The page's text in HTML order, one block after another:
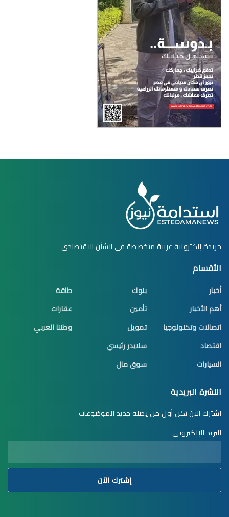
جريدة إلكترونية عربية متخصصة في الشأن الاقتصادي
الأقسام
أخبار
أهم الأخبار
اتصالات وتكنولوجيا
اقتصاد
السيارات
بنوك
تأمين
تمويل
سلايدر رئيسي
سوق مال
طاقة
عقارات
وطننا العربي
النشرة البريدية
اشترك الآن تكن أول من يصله جديد الموضوعات
البريد الإلكتروني